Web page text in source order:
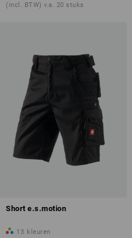
(incl. BTW) v.a. 20 stuks
Short e.s.motion
13 kleuren